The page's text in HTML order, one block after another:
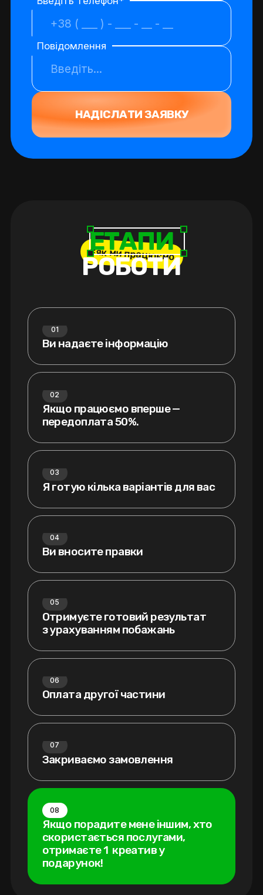
Повідомлення
ЕТАПИ
РОБОТИ
#як ми працюємо
01
Ви надаєте інформацію
02
Якщо працюємо вперше —
передоплата 50%.
03
Я готую кілька варіантів для вас
04
Ви вносите правки
05
Отримуєте готовий результат
з урахуванням побажань
06
Оплата другої частини
07
Закриваємо замовлення
08
Якщо порадите мене іншим, хто
скористається послугами,
отримаєте 1 креатив у
подарунок!